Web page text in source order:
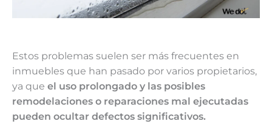
Estos problemas suelen ser más frecuentes en
inmuebles que han pasado por varios propietarios,
ya que el uso prolongado y las posibles
remodelaciones o reparaciones mal ejecutadas
pueden ocultar defectos significativos.